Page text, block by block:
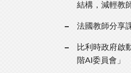
結構，減輕教
法國教師分享
比利時政府啟
階AI委員會」